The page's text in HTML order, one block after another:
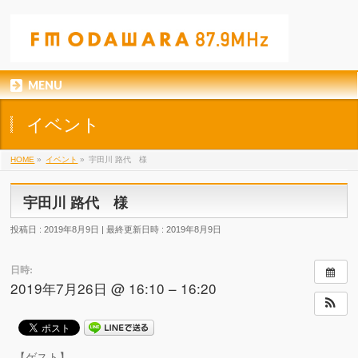
MENU
イベント
HOME » イベント » 宇田川 路代 様
宇田川 路代 様
投稿日 : 2019年8月9日 最終更新日時 : 2019年8月9日
日時:
2019年7月26日 @ 16:10 – 16:20